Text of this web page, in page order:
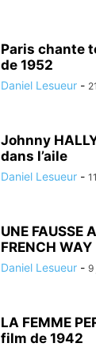
Paris chante
de 1952
Daniel Lesueur -
Johnny
dans l’aile
Daniel Lesueur -
UNE FAUSSE
FRENCH WAY
Daniel Lesueur - 9
LA FEMME
film de 1942